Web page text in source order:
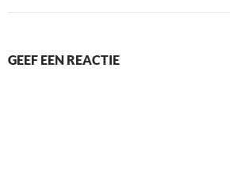
GEEF EEN REACTIE